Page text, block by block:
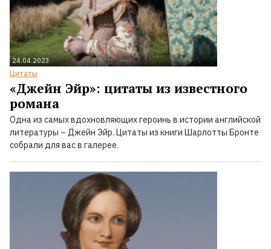
24.04.2023
Цитаты
«Джейн Эйр»: цитаты из известного
романа
Одна из самых вдохновляющих героинь в истории английской
литературы – Джейн Эйр. Цитаты из книги Шарлотты Бронте
собрали для вас в галерее.